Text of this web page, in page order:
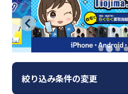
絞り込み条件の変更